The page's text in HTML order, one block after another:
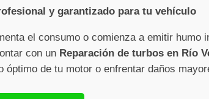
y garantizado para tu vehículo
el consumo o comienza a emitir humo
con un Reparación de turbos en Río
óptimo de tu motor o enfrentar daños